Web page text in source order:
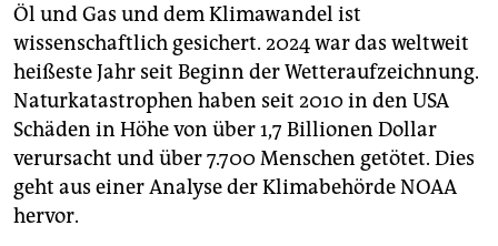
Öl und Gas und dem Klimawandel ist
wissenschaftlich gesichert. 2024 war das weltweit
heißeste Jahr seit Beginn der Wetteraufzeichnung.
Naturkatastrophen haben seit 2010 in den USA
Schäden in Höhe von über 1,7 Billionen Dollar
verursacht und über 7.700 Menschen getötet. Dies
geht aus einer Analyse der Klimabehörde NOAA
hervor.